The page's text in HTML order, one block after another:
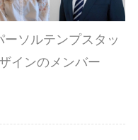
ソルテンプスタッ
インのメンバー